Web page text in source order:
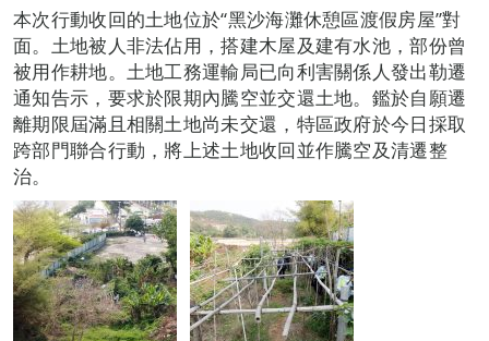
本次行動收回的土地位於“黑沙海灘休憩區渡假房屋”對
面。土地被人非法佔用，搭建木屋及建有水池，部份曾
被用作耕地。土地工務運輸局已向利害關係人發出勒遷
通知告示，要求於限期內騰空並交還土地。鑑於自願遷
離期限屆滿且相關土地尚未交還，特區政府於今日採取
跨部門聯合行動，將上述土地收回並作騰空及清遷整
治。